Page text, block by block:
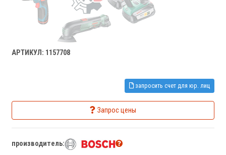
АРТИКУЛ: 1157708
запросить счет для юр. лиц
Запрос цены
производитель: